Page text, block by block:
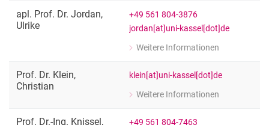
apl. Prof. Dr. Jordan,
Ulrike
+49 561 804-3876
jordan[at]uni-kassel[dot]de
Weitere Informationen
zu apl. Prof. Dr. Ulrike Jordan
Prof. Dr. Klein,
Christian
klein[at]uni-kassel[dot]de
Weitere Informationen
zu Prof. Dr. Christian Klein
Prof. Dr.-Ing. Knissel , +49 561 804-7463